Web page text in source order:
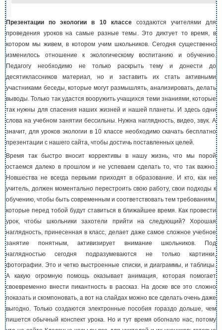
Презентации по экологии в 10 классесоздаются учителями для
проведения уроков на самые разные темы. Это диктует то время, в
котором мы живем, в котором учим школьников. Сегодня существенно
изменилось отношение к экологическому воспитанию и обучению.
Педагогу необходимо не только раскрыть тему и донести до
десятиклассников материал, но и заставить их стать активными
участниками беседы, которые могут размышлять, анализировать, делать
выводы. Только так удастся вооружить учащихся теми знаниями, которые
так нужны для спасения наших жизней и нашей планеты. И здесь одни
слова на учебном занятии бессильны. Нужна наглядность, видео, звук. А
значит, для уроков экологии в 10 классе необходимо скачать бесплатно
презентации с нашего сайта, чтобы достичь поставленных целей.
Время так быстро вносит коррективы в нашу жизнь, что мы порой
остаемся далеко в прошлом и не успеваем сделать то, что так важно.
Новшества не всегда первыми приходят в образование. И кто, как не
учитель, должен моментально перестроить свою работу, свои подходы к
обучению, чтобы быть современным и соответствовать тем требованиям,
которые перед тобой будут ставиться в ближайшее время. Как провести
урок, чтобы школьники захотели прийти на следующий? Хорошая
наглядность, принесенная в класс, делает даже самое сложное учебное
занятие понятным, активизирует внимание школьников. Под
наглядностью сегодня подразумеваются не только картинки,
фотографии. Это и четко выстроенные списки, и диаграммы, и таблицы.
А какую огромную помощь оказывает анимация, которая помогает
своевременно внести пикантность в рассказ. На доске все это сложно
показать и скомпоновать, а вот на слайдах можно все сделать очень даже
выгодно. Только создаются электронные пособия гораздо дольше, чем
пишется обычный конспект урока. Но и тут время обогнало нас, потому